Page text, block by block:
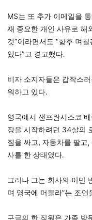
MS는 또 추가 이메일을
재 중요한 개인 사유로 해
것”이라면서도 “향후 며
있다”고 경고했다.
비자 소지자들은 갑작스
워하고 있다.
영국에서 샌프란시스코
장을 시작하려던 34살의
짐을 싸고, 자동차를 팔고
사를 한 상태였다.
그러나 그는 회사의 이민
며 영국에 머물라”는 조언
구글의 한 직원은 가족 방